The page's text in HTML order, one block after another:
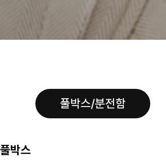
풀박스/분전함
풀박스